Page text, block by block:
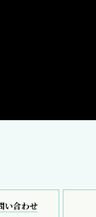
い合わせ